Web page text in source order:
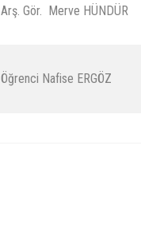
Arş. Gör. Merve HÜNDÜR
Öğrenci Nafise ERGÖZ